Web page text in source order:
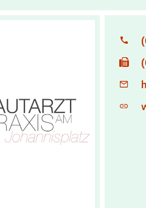
Logo_Praxis_Hautarzt-von-Webseite_550px